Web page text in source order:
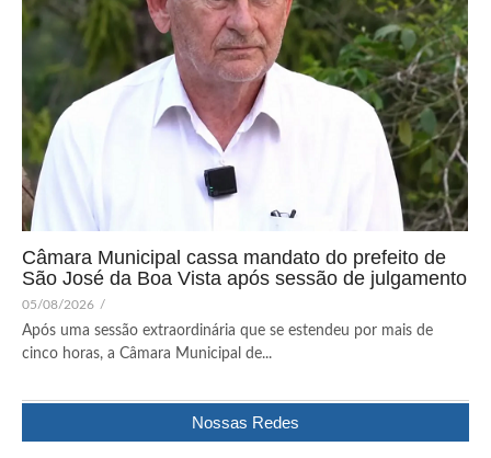
Câmara Municipal cassa mandato do prefeito de
São José da Boa Vista após sessão de julgamento
05/08/2026 /
Após uma sessão extraordinária que se estendeu por mais de
cinco horas, a Câmara Municipal de...
Nossas Redes